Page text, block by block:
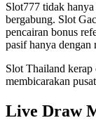
Slot777 tidak
bergabung. Slot
pencairan bonus
pasif hanya dengan
Slot Thailand kerap
membicarakan
Live Draw